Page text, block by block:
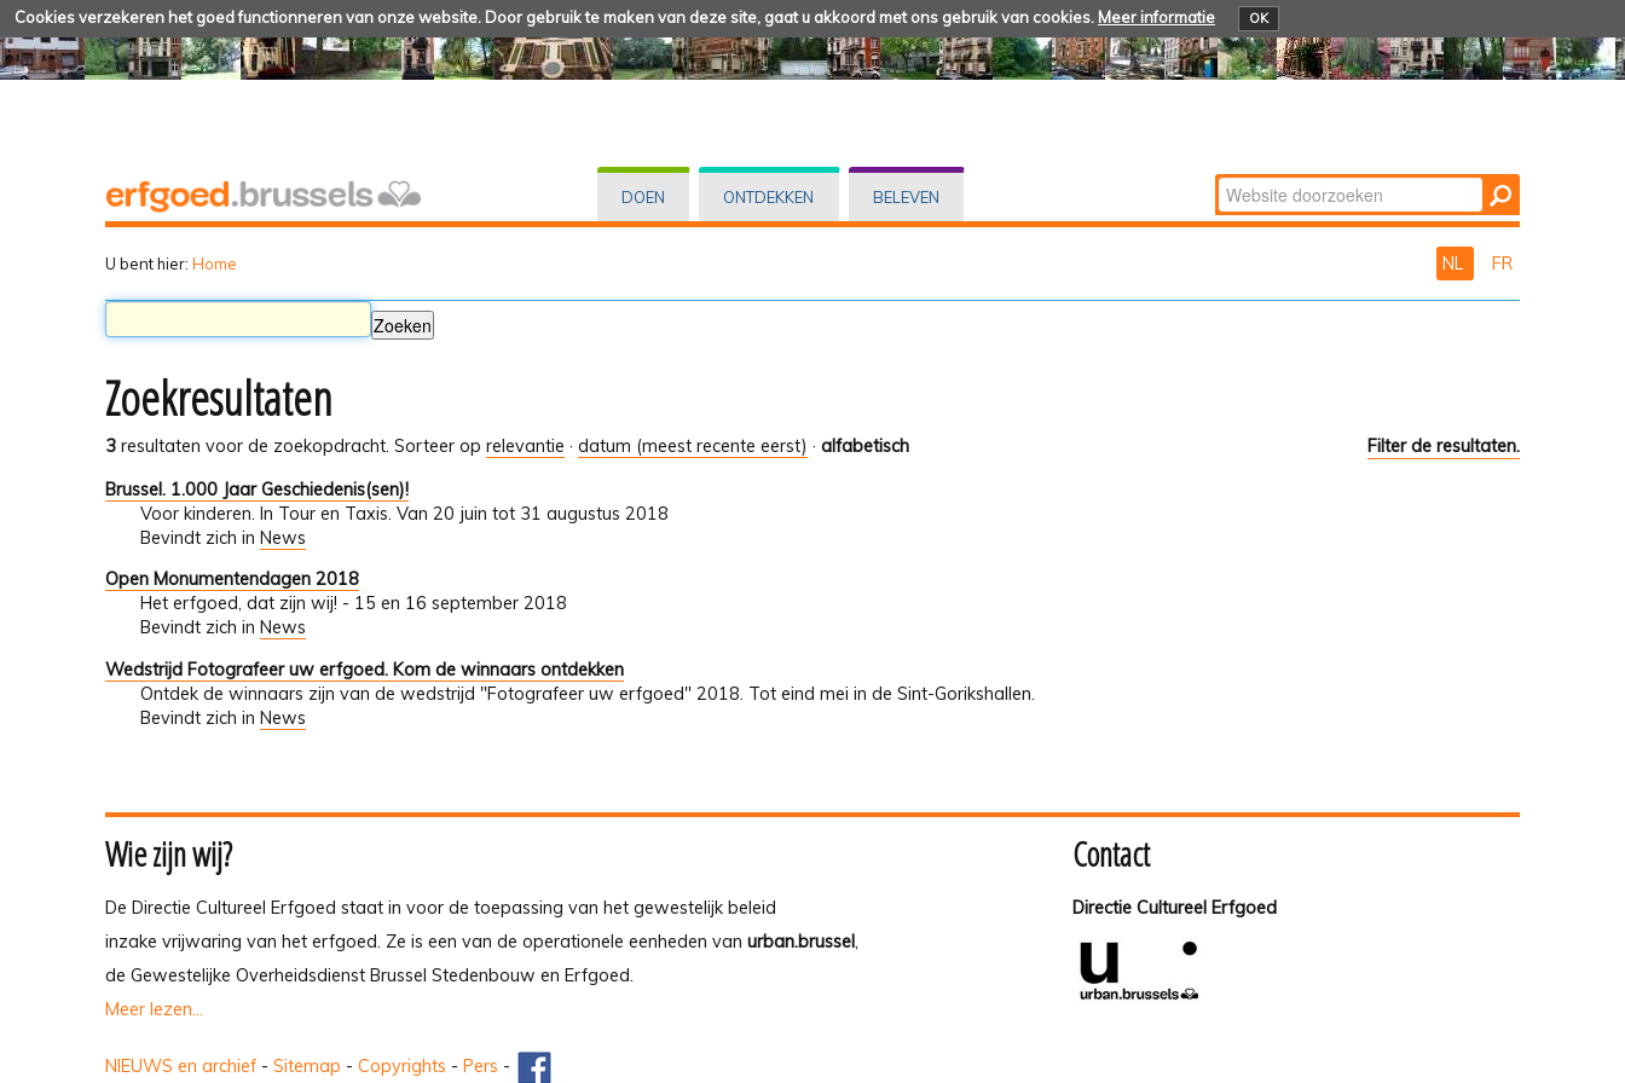
Cookies verzekeren het goed functionneren van onze website. Door gebruik te maken van deze site, gaat u akkoord met ons gebruik van cookies. Meer informatie OK
DOEN ONTDEKKEN BELEVEN Zoek
Geavanceerd
U bent hier: Home NL FR
Zoekresultaten
3 resultaten voor de zoekopdracht. Filter de resultaten.
Sorteer op relevantie · datum (meest recente eerst) · alfabetisch
Brussel. 1.000 Jaar Geschiedenis(sen)!
Voor kinderen. In Tour en Taxis. Van 20 juin tot 31 augustus 2018
Bevindt zich in News
Open Monumentendagen 2018
Het erfgoed, dat zijn wij! - 15 en 16 september 2018
Bevindt zich in News
Wedstrijd Fotografeer uw erfgoed. Kom de winnaars ontdekken
Ontdek de winnaars zijn van de wedstrijd "Fotografeer uw erfgoed" 2018. Tot eind mei in de Sint-Gorikshallen.
Bevindt zich in News
Wie zijn wij?
De Directie Cultureel Erfgoed staat in voor de toepassing van het gewestelijk beleid
inzake vrijwaring van het erfgoed. Ze is een van de operationele eenheden van urban.brussel,
de Gewestelijke Overheidsdienst Brussel Stedenbouw en Erfgoed.
Meer lezen...
Contact
Directie Cultureel Erfgoed
NIEUWS en archief - Sitemap - Copyrights - Pers -